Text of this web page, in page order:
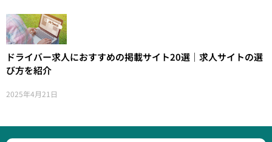
ドライバー求人におすすめの掲載サイト20選｜求人サイトの選
び方を紹介
2025年4月21日